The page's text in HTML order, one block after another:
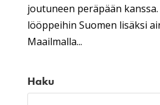
joutuneen peräpään
lööppeihin Suomen lisäksi
Maailmalla...
Haku